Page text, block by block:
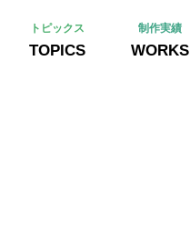
トピックス
TOPICS
制作実績
WORKS